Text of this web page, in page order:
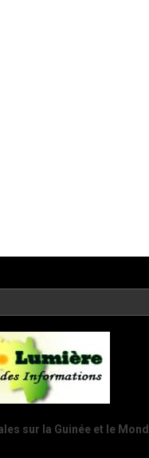
sur la Guinée et le